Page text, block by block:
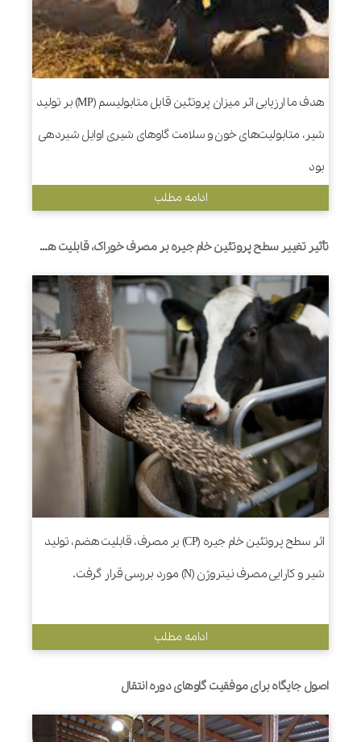
هدف ما ارزیابی اثر میزان پروتئین قابل متابولیسم (MP) بر تولید
شیر، متابولیت‌های خون و سلامت گاوهای شیری اوایل شیردهی
بود
ادامه مطلب
تأثیر تغییر سطح پروتئین خام جیره بر مصرف خوراک، قابلیت هضم مواد مغذی، تولید شیر و کارایی مصرف نیتروژن توسط گاوهای هلشتاین شیرده
اثر سطح پروتئین خام جیره (CP) بر مصرف، قابلیت هضم، تولید
شیر و کارایی مصرف نیتروژن (N) مورد بررسی قرار گرفت.
ادامه مطلب
اصول جایگاه برای موفقیت گاوهای دوره انتقال